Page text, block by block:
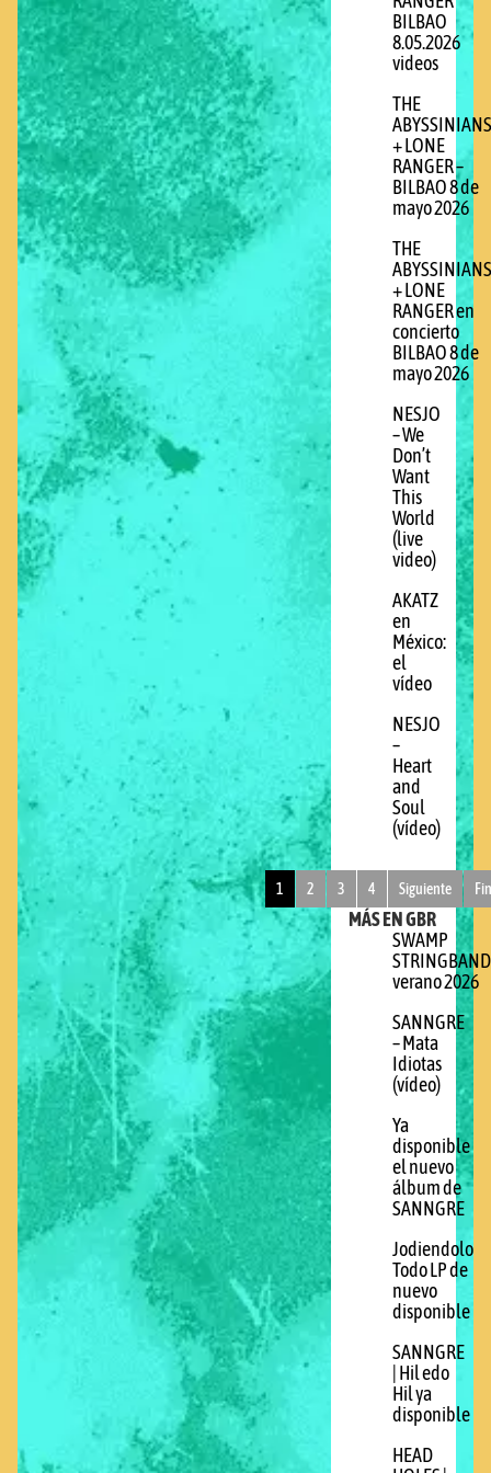
BILBAO
8.05.2026
videos
THE
ABYSSINIANS
+ LONE
RANGER –
BILBAO 8 de
mayo 2026
THE
ABYSSINIANS
+ LONE
RANGER en
concierto
BILBAO 8 de
mayo 2026
NESJO
– We
Don’t
Want
This
World
(live
video)
AKATZ
en
México:
el
vídeo
NESJO
–
Heart
and
Soul
(vídeo)
1 2 3 4 Siguiente
MÁS EN GBR
SWAMP
STRINGBAND
verano 2026
SANNGRE
– Mata
Idiotas
(vídeo)
Ya
disponible
el nuevo
álbum de
SANNGRE
Jodiendolo
Todo LP de
nuevo
disponible
SANNGRE
| Hil edo
Hil ya
disponible
HEAD